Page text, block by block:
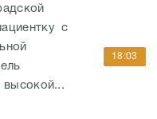
с
высокой...
18:03